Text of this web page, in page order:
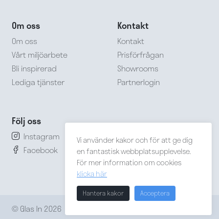
Om oss
Om oss
Vårt miljöarbete
Bli inspirerad
Lediga tjänster
Kontakt
Kontakt
Prisförfrågan
Showrooms
Partnerlogin
Följ oss
Instagram
Facebook
© Glas In 2026
Vi använder kakor och för att ge dig
en fantastisk webbplatsupplevelse.
För mer information om cookies
klicka här
Hantera kakor Acceptera